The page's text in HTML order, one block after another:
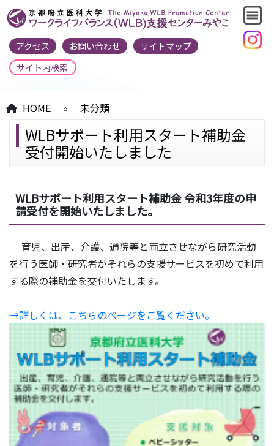
アクセス お問い合わせ サイトマップ
HOME » 未分類
WLBサポート利用スタート補助金
受付開始いたしました
WLBサポート利用スタート補助金 令和3年度の申
請受付を開始いたしました。
育児、出産、介護、通院等と両立させながら研究活動
を行う医師・研究者がそれらの支援サービスを初めて利用
する際の補助金を交付いたします。
→詳しくは、こちらのページをご覧ください。